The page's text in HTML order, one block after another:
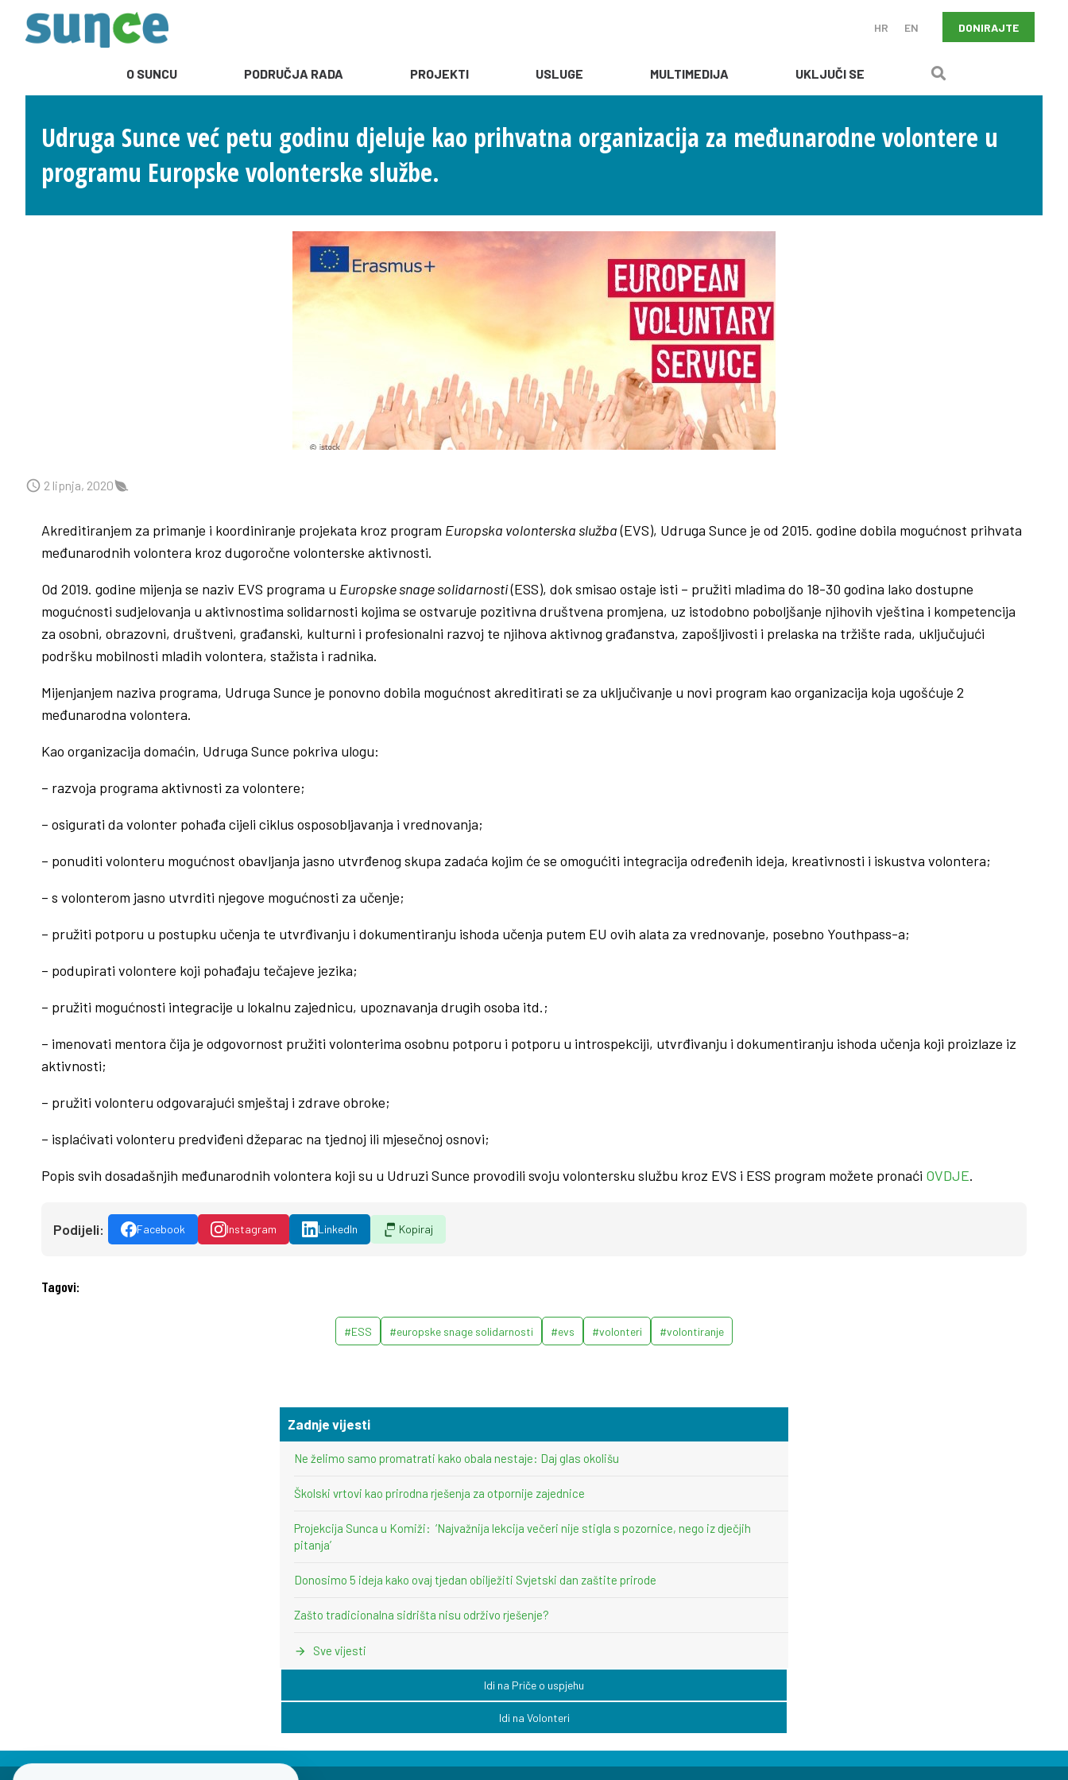
HR EN DONIRAJTE
O SUNCU PODRUČJA RADA PROJEKTI USLUGE MULTIMEDIJA UKLJUČI SE
Udruga Sunce već petu godinu djeluje kao prihvatna organizacija za međunarodne volontere u
programu Europske volonterske službe.
2 lipnja, 2020
Akreditiranjem za primanje i koordiniranje projekata kroz program Europska volonterska služba(EVS), Udruga Sunce je od 2015. godine dobila mogućnost prihvata
međunarodnih volontera kroz dugoročne volonterske aktivnosti.
Od 2019. godine mijenja se naziv EVS programa u Europske snage solidarnosti(ESS), dok smisao ostaje isti – pružiti mladima do 18-30 godina lako dostupne
mogućnosti sudjelovanja u aktivnostima solidarnosti kojima se ostvaruje pozitivna društvena promjena, uz istodobno poboljšanje njihovih vještina i kompetencija
za osobni, obrazovni, društveni, građanski, kulturni i profesionalni razvoj te njihova aktivnog građanstva, zapošljivosti i prelaska na tržište rada, uključujući
podršku mobilnosti mladih volontera, stažista i radnika.
Mijenjanjem naziva programa, Udruga Sunce je ponovno dobila mogućnost akreditirati se za uključivanje u novi program kao organizacija koja ugošćuje 2
međunarodna volontera.
Kao organizacija domaćin, Udruga Sunce pokriva ulogu:
– razvoja programa aktivnosti za volontere;
– osigurati da volonter pohađa cijeli ciklus osposobljavanja i vrednovanja;
– ponuditi volonteru mogućnost obavljanja jasno utvrđenog skupa zadaća kojim će se omogućiti integracija određenih ideja, kreativnosti i iskustva volontera;
– s volonterom jasno utvrditi njegove mogućnosti za učenje;
– pružiti potporu u postupku učenja te utvrđivanju i dokumentiranju ishoda učenja putem EU ovih alata za vrednovanje, posebno Youthpass-a;
– podupirati volontere koji pohađaju tečajeve jezika;
– pružiti mogućnosti integracije u lokalnu zajednicu, upoznavanja drugih osoba itd.;
– imenovati mentora čija je odgovornost pružiti volonterima osobnu potporu i potporu u introspekciji, utvrđivanju i dokumentiranju ishoda učenja koji proizlaze iz
aktivnosti;
– pružiti volonteru odgovarajući smještaj i zdrave obroke;
– isplaćivati volonteru predviđeni džeparac na tjednoj ili mjesečnoj osnovi;
Popis svih dosadašnjih međunarodnih volontera koji su u Udruzi Sunce provodili svoju volontersku službu kroz EVS i ESS program možete pronaći OVDJE.
Podijeli: Facebook Instagram LinkedIn Kopiraj
Tagovi:
#ESS #europske snage solidarnosti #evs #volonteri #volontiranje
Zadnje vijesti
Ne želimo samo promatrati kako obala nestaje: Daj glas okolišu
Školski vrtovi kao prirodna rješenja za otpornije zajednice
Projekcija Sunca u Komiži: ‘Najvažnija lekcija večeri nije stigla s pozornice, nego iz dječjih
pitanja’
Donosimo 5 ideja kako ovaj tjedan obilježiti Svjetski dan zaštite prirode
Zašto tradicionalna sidrišta nisu održivo rješenje?
Sve vijesti
Idi na Priče o uspjehu
Idi na Volonteri